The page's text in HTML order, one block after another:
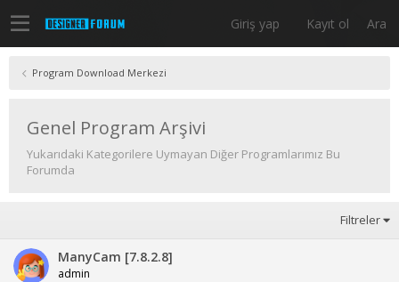
Giriş yap Kayıt ol Ara
Program Download Merkezi
Genel Program Arşivi
Yukarıdaki Kategorilere Uymayan Diğer Programlarımız Bu
Forumda
Filtreler
ManyCam [7.8.2.8]
admin